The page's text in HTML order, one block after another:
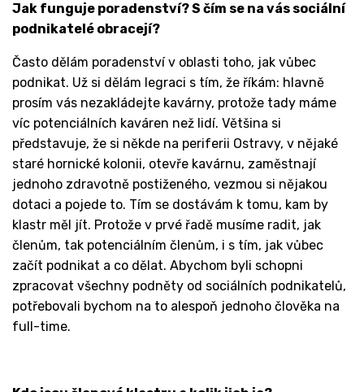
Jak funguje poradenství? S čím se na vás sociální
podnikatelé obracejí?
Často dělám poradenství v oblasti toho, jak vůbec
podnikat. Už si dělám legraci s tím, že říkám: hlavně
prosím vás nezakládejte kavárny, protože tady máme
víc potenciálních kaváren než lidí. Většina si
představuje, že si někde na periferii Ostravy, v nějaké
staré hornické kolonii, otevře kavárnu, zaměstnají
jednoho zdravotně postiženého, vezmou si nějakou
dotaci a pojede to. Tím se dostávám k tomu, kam by
klastr měl jít. Protože v prvé řadě musíme radit, jak
členům, tak potenciálním členům, i s tím, jak vůbec
začít podnikat a co dělat. Abychom byli schopni
zpracovat všechny podněty od sociálních podnikatelů,
potřebovali bychom na to alespoň jednoho člověka na
full-time.